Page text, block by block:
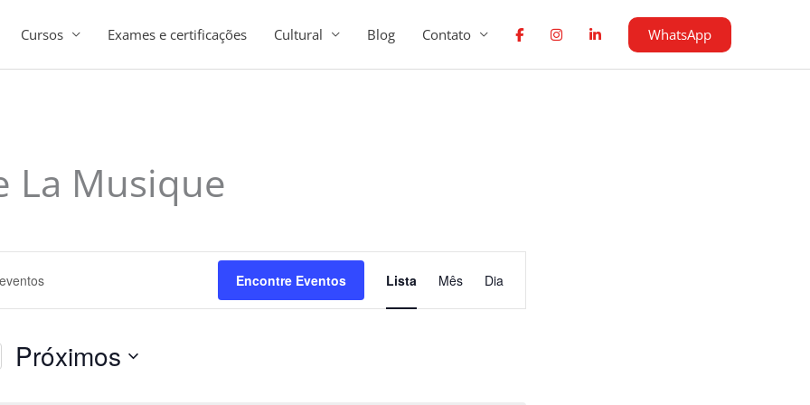
Cursos Exames e certificações Cultural Blog Contato WhatsApp
La Musique
Encontre Eventos
do
visual
Lista Mês Dia
Próximos